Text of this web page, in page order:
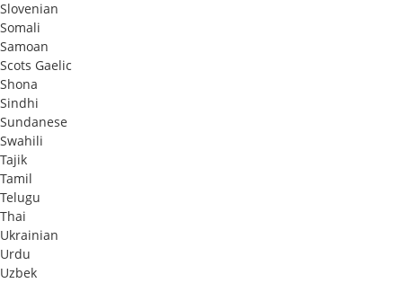
Slovenian
Somali
Samoan
Scots Gaelic
Shona
Sindhi
Sundanese
Swahili
Tajik
Tamil
Telugu
Thai
Ukrainian
Urdu
Uzbek